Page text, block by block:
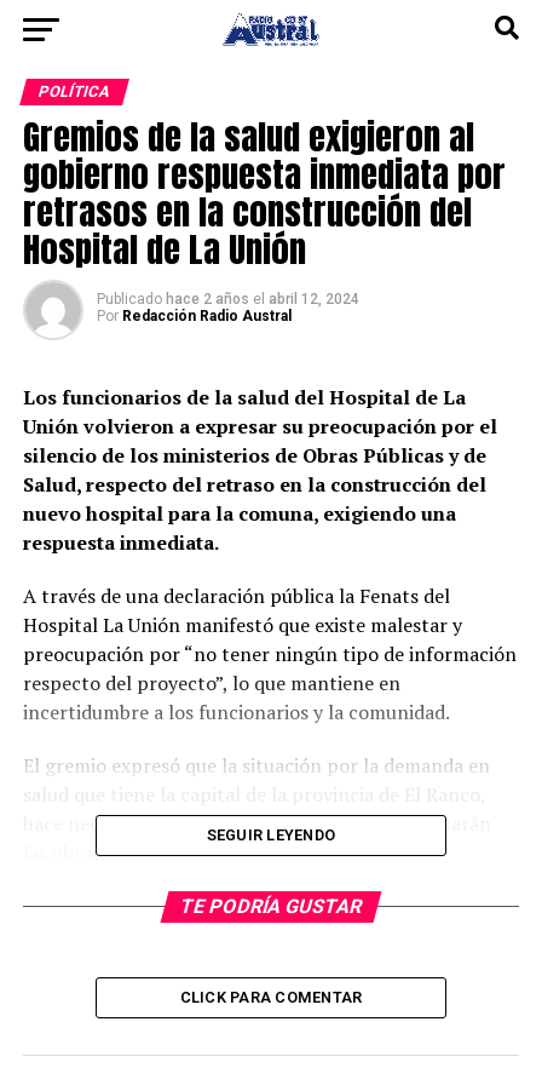
POLÍTICA
Gremios de la salud exigieron al
gobierno respuesta inmediata por
retrasos en la construcción del
Hospital de La Unión
Publicado hace 2 años el abril 12, 2024
Por Redacción Radio Austral
Los funcionarios de la salud del Hospital de La
Unión volvieron a expresar su preocupación por el
silencio de los ministerios de Obras Públicas y de
Salud, respecto del retraso en la construcción del
nuevo hospital para la comuna, exigiendo una
respuesta inmediata.
A través de una declaración pública la Fenats del
Hospital La Unión manifestó que existe malestar y
preocupación por “no tener ningún tipo de información
respecto del proyecto”, lo que mantiene en
incertidumbre a los funcionarios y la comunidad.
El gremio expresó que la situación por la demanda en
hace necesario tener certezas de cuándo comenzarán
las obras.
“Necesitamos información y certeza de la fecha en
cada año es compleja de abordar y a su vez
garantizar un espacio adecuado y digno en el
desempeño de las funciones del personal que opera
SEGUIR LEYENDO
TE PODRÍA GUSTAR
CLICK PARA COMENTAR